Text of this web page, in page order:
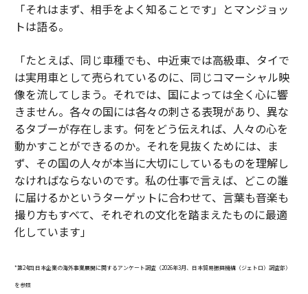
「それはまず、相手をよく知ることです」とマンジョッ
トは語る。
「たとえば、同じ車種でも、中近東では高級車、タイで
は実用車として売られているのに、同じコマーシャル映
像を流してしまう。それでは、国によっては全く心に響
きません。各々の国には各々の刺さる表現があり、異な
るタブーが存在します。何をどう伝えれば、人々の心を
動かすことができるのか。それを見抜くためには、ま
ず、その国の人々が本当に大切にしているものを理解し
なければならないのです。私の仕事で言えば、どこの誰
に届けるかというターゲットに合わせて、言葉も音楽も
撮り方もすべて、それぞれの文化を踏まえたものに最適
化しています」
*第24回 日本企業の海外事業展開に関するアンケート調査（2026年3月、日本貿易振興機構（ジェトロ）調査部）
を参照